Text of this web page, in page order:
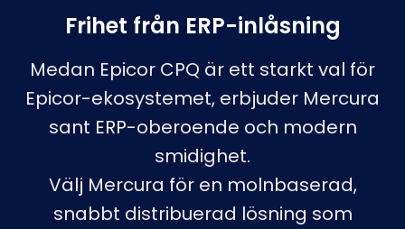
Frihet från ERP-inlåsning
Medan Epicor CPQ är ett starkt val för
Epicor-ekosystemet, erbjuder Mercura
sant ERP-oberoende och modern
smidighet.
Välj Mercura för en molnbaserad,
snabbt distribuerad lösning som